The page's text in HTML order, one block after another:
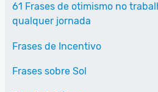
61 Frases de otimismo no
qualquer jornada
Frases de Incentivo
Frases sobre Sol